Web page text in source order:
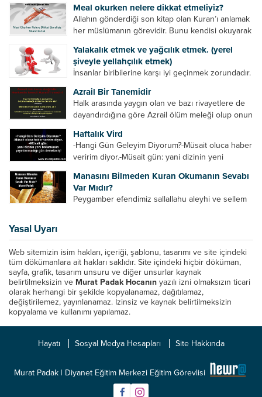
ayetleri peygamber efendimize soruyor. O da
bunları izah ediyor/tefsir ediyordu. “Biz sana...
Meal okurken nelere dikkat etmeliyiz?
Allahın gönderdiği son kitap olan Kuran’ı anlamak
her müslümanın görevidir. Bunu kendisi okuyarak
yollarla anlamaya çalışmalıdır. Meal nedir? Arapça
bir kelime olan meal;...
Yalakalık etmek ve yağcılık etmek. (yerel
şiveyle yellahçılık etmek)
İnsanlar biribilerine karşı iyi geçinmek zorundadır.
makam gücü, nesep gücü, maddi güç, fiziki güç)
diğer insanları ezebiliyor. Normal şartlarda elinde
bu güçler...
Azrail Bir Tanemidir
Halk arasında yaygın olan ve bazı rivayetlere de
dayandırdığına göre Azrail ölüm meleği olup onun
Azrail tek başına aynı anda binlerce insanın
canını...
Haftalık Vird
-Hangi Gün Geleyim Diyorum?-Müsait oluca haber
veririm diyor.-Müsait gün: yani dizinin yeni
efendinin Haftalık Virdi HAFTALIK VİRD Pazartesi
Günü Hangi VİRD var?20:00 Star TV –...
Manasını Bilmeden Kuran Okumanın Sevabı
Var Mıdır?
Peygamber efendimiz sallallahu aleyhi ve sellem
Yasal Uyarı
Web sitemizin isim hakları, içeriği, şablonu, tasarımı ve site içindeki
tüm dökümanlara ait hakları saklıdır. Site içindeki hiçbir döküman,
sayfa, grafik, tasarım unsuru ve diğer unsurlar kaynak
belirtilmeksizin ve Murat Padak Hocanın yazılı izni olmaksızın ticari
olarak herhangi bir şekilde kopyalanamaz, dağıtılamaz,
değiştirilemez, yayınlanamaz. İzinsiz ve kaynak belirtilmeksizin
kopyalama ve kullanımı yapılamaz.
Hayatı Sosyal Medya Hesapları Site Hakkında
Murat Padak | Diyanet Eğitim Merkezi Eğitim Görevlisi